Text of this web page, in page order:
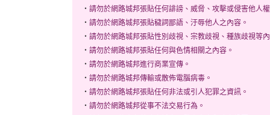
‧ 請勿於網路城邦張貼任何誹謗、威脅、攻擊或侵害他人
‧ 請勿於網路城邦張貼穢詞鄙語、汙辱他人之內容。
‧ 請勿於網路城邦張貼性別歧視、宗教歧視、種族歧視等
‧ 請勿於網路城邦張貼任何與色情相關之內容。
‧ 請勿於網路城邦進行商業宣傳。
‧ 請勿於網路城邦傳輸或散佈電腦病毒。
‧ 請勿於網路城邦張貼任何非法或引人犯罪之資訊。
‧ 請勿於網路城邦從事不法交易行為。